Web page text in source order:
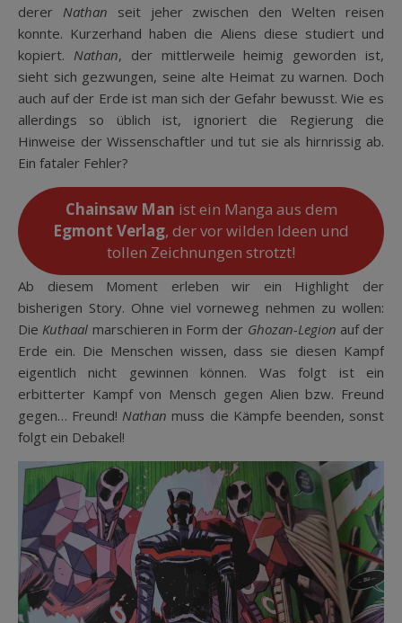
derer Nathan seit jeher zwischen den Welten reisen
konnte. Kurzerhand haben die Aliens diese studiert und
kopiert. Nathan, der mittlerweile heimig geworden ist,
sieht sich gezwungen, seine alte Heimat zu warnen. Doch
auch auf der Erde ist man sich der Gefahr bewusst. Wie es
allerdings so üblich ist, ignoriert die Regierung die
Hinweise der Wissenschaftler und tut sie als hirnrissig ab.
Ein fataler Fehler?
Chainsaw Man ist ein Manga aus dem
Egmont Verlag, der vor wilden Ideen und
tollen Zeichnungen strotzt!
Ab diesem Moment erleben wir ein Highlight der
bisherigen Story. Ohne viel vorneweg nehmen zu wollen:
DieKuthaal marschieren in Form der Ghozan-Legion auf der
Erde ein. Die Menschen wissen, dass sie diesen Kampf
eigentlich nicht gewinnen können. Was folgt ist ein
erbitterter Kampf von Mensch gegen Alien bzw. Freund
gegen… Freund!Nathan muss die Kämpfe beenden, sonst
folgt ein Debakel!